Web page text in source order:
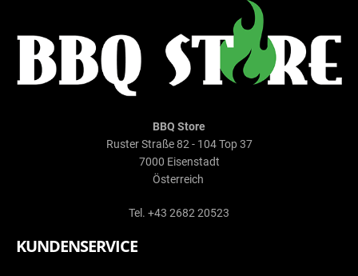
BBQ Store
Ruster Straße 82 - 104 Top 37
7000 Eisenstadt
Österreich
Tel. +43 2682 20523
KUNDENSERVICE